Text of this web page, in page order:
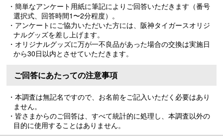
・簡単なアンケート用紙に筆記によりご回答いただきます（番号
選択式、回答時間1〜2分程度）。
・アンケートにご協力いただいた方には、阪神タイガースオリジ
ナルグッズを差し上げます。
・オリジナルグッズに万が一不良品があった場合の交換は実施日
から30日以内とさせていただきます。
ご回答にあたっての注意事項
・本調査は無記名ですので、お名前をご記入いただく必要はあり
ません。
・皆さまからのご回答は、すべて統計的に処理し、本調査以外の
目的に使用することはありません。